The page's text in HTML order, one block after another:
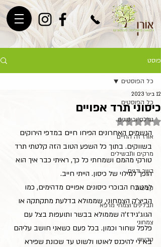
פוסט
כל הפוסטים
נודלס וכיסונים
אורז זה החיים
מרקים ותבשילים
בשר ודגים
קציצות
תבלינים וצמחי מרפא
צמחוני
טבעוני
כל הפוסטים
כיסוני תרד אפויים
12 בינו׳ 2023
דירוג של NaN מתוך 5 כוכבים
הגשמים האחרונים הפיחו חיים במדפי הירוקים
בשווקים. בתוך כל השפע הטוב הזה קלטתי תרד
טורקי מהמם ושמחתי כל כך, ראיתי כבר איך הוא
הופך למילוי של כיסון. הייתי חייב.
למטבח הבוכרי כיסונים אפויים מדהימים, כמו
הביצ'ק הצמחוני, שממולא בדלעת מתקתקה או
הגוג'גידז'ה שממולא בבשר ותועפות בצל עם
פלפל שחור וכמון. בכל פעם כשאני חושב עליהם
בא לי להיכנס לאוטו ולשוט עד שכונת שפירא